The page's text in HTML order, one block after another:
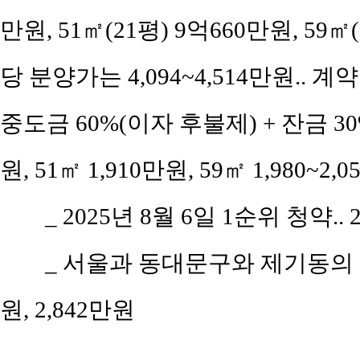
만원, 51㎡(21평) 9억660만원, 59
당 분양가는 4,094~4,514만원.. 계
중도금 60%(이자 후불제) + 잔금
원, 51㎡ 1,910만원, 59㎡
_ 2025년 8월 6일 1순위 청약
_ 서울과 동대문구와 제기동
원, 2,842만원